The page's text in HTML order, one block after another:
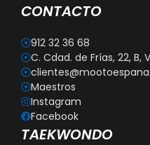
CONTACTO
912 32 36 68
C. Cdad. de Frías, 22, B,
Maestros
Instagram
Facebook
TAEKWONDO